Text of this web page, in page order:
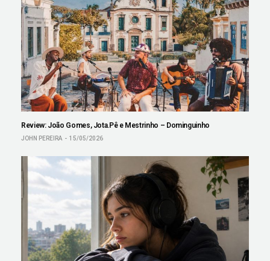
Review: João Gomes, Jota.Pê e Mestrinho – Dominguinho
JOHN PEREIRA 15/05/2026